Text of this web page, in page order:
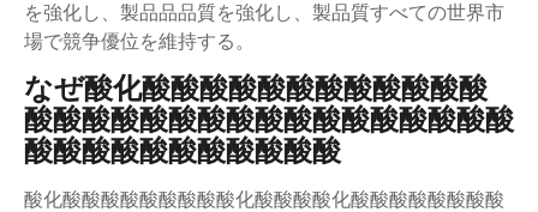
を強化し、製品品品質を強化し、製品質すべての世界市
場で競争優位を維持する。
なぜ酸化酸酸酸酸酸酸酸酸酸酸酸酸
酸酸酸酸酸酸酸酸酸酸酸酸酸酸酸酸酸
酸酸酸酸酸酸酸酸酸酸酸
酸化酸酸酸酸酸酸酸酸酸化酸酸酸酸化酸酸酸酸酸酸酸酸